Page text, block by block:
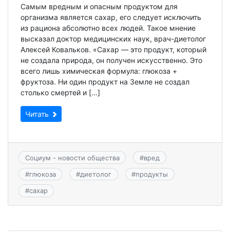
Самым вредным и опасным продуктом для
организма является сахар, его следует исключить
из рациона абсолютно всех людей. Такое мнение
высказал доктор медицинских наук, врач-диетолог
Алексей Ковальков. «Сахар — это продукт, который
не создала природа, он получен искусственно. Это
всего лишь химическая формула: глюкоза +
фруктоза. Ни один продукт на Земле не создал
столько смертей и […]
Читать
Социум - новости общества #вред
#глюкоза #диетолог #продукты
#сахар